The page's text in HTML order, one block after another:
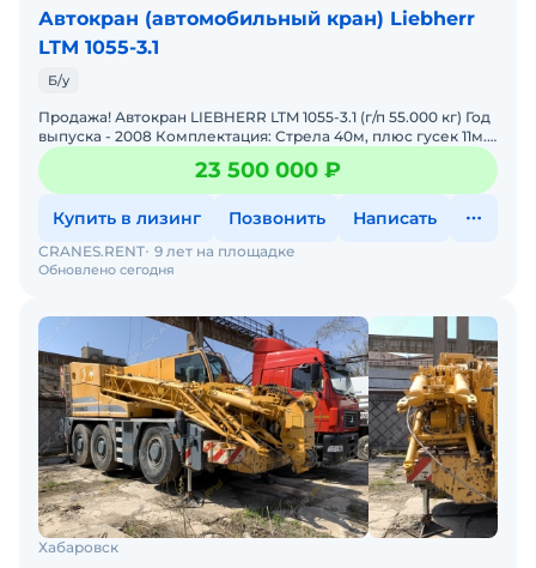
Автокран (автомобильный кран) Liebherr
LTM 1055-3.1
Б/у
Продажа! Автокран LIEBHERR LTM 1055-3.1 (г/п 55.000 кг) Год
выпуска - 2008 Комплектация: Стрела 40м, плюс гусек 11м.
23 500 000 ₽
Купить в лизинг Позвонить Написать
Обновлено сегодня
CRANES.RENT 9 лет на площадке
Хабаровск